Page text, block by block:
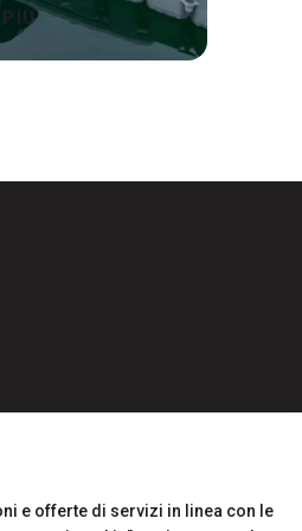
PIÙ
e offerte di servizi in linea con le